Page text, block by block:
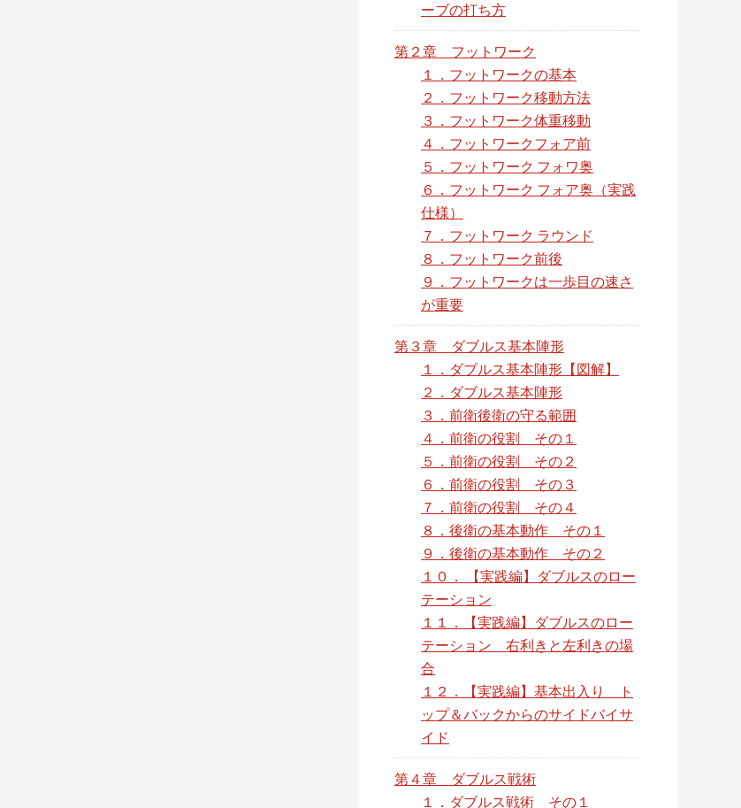
ーブの打ち方
第２章 フットワーク
１．フットワークの基本
２．フットワーク移動方法
３．フットワーク体重移動
４．フットワークフォア前
５．フットワーク フォワ奥
６．フットワーク フォア奥（実践
仕様）
７．フットワーク ラウンド
８．フットワーク前後
９．フットワークは一歩目の速さ
が重要
第３章 ダブルス基本陣形
１．ダブルス基本陣形【図解】
２．ダブルス基本陣形
３．前衛後衛の守る範囲
４．前衛の役割 その１
５．前衛の役割 その２
６．前衛の役割 その３
７．前衛の役割 その４
８．後衛の基本動作 その１
９．後衛の基本動作 その２
１０． 【実践編】ダブルスのロー
テーション
１１．【実践編】ダブルスのロー
テーション 右利きと左利きの場
合
１２．【実践編】基本出入り ト
ップ＆バックからのサイドバイサ
イド
第４章 ダブルス戦術
１．ダブルス戦術 その１